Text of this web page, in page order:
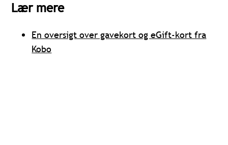
Lær mere
En oversigt over gavekort og eGift-kort fra
Kobo